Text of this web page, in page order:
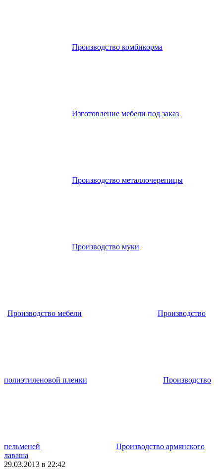
Производство комбикорма
Изготовление мебели под заказ
Производство металлочерепицы
Производство муки
Производство мебели Производство
полиэтиленовой пленки Производство
пельменей
Производство армянского
лаваша
29.03.2013 в 22:42